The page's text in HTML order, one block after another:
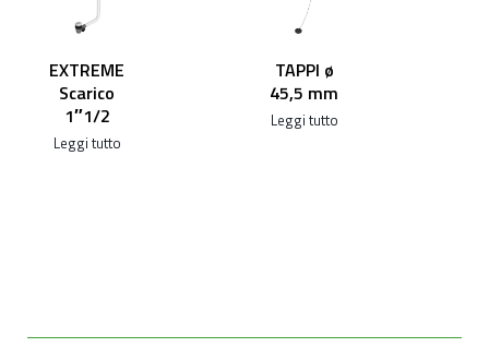
EXTREME
Scarico
1″1/2
Leggi tutto
TAPPI ø
45,5 mm
Leggi tutto